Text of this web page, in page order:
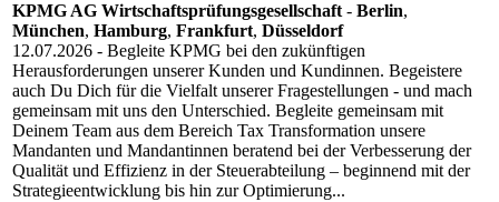
KPMG AG Wirtschaftsprüfungsgesellschaft- Berlin,
München, Hamburg, Frankfurt, Düsseldorf
12.07.2026 - Begleite KPMG bei den zukünftigen
Herausforderungen unserer Kunden und Kundinnen. Begeistere
auch Du Dich für die Vielfalt unserer Fragestellungen - und mach
gemeinsam mit uns den Unterschied. Begleite gemeinsam mit
Deinem Team aus dem Bereich Tax Transformation unsere
Mandanten und Mandantinnen beratend bei der Verbesserung der
Qualität und Effizienz in der Steuerabteilung – beginnend mit der
Strategieentwicklung bis hin zur Optimierung...